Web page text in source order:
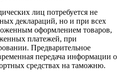
лиц потребуется не
деклараций, но и при всех
оформлением товаров,
платежей, при
Предварительное
передача информации о
средствах на таможню.